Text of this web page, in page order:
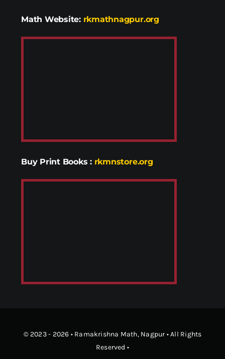
Math Website: rkmathnagpur.org
Buy Print Books : rkmnstore.org
© 2023 - 2026 • Ramakrishna Math, Nagpur • All Rights
Reserved •